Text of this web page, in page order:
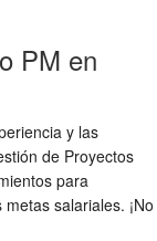
PM en
y las
de Proyectos
para
salariales. ¡No